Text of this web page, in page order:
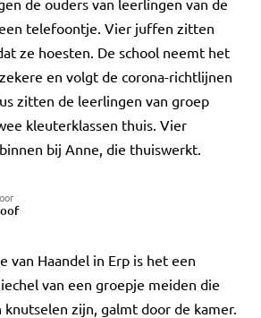
de ouders van leerlingen van de
telefoontje. Vier juffen zitten
ze hoesten. De school neemt het
en volgt de corona-richtlijnen
zitten de leerlingen van groep
kleuterklassen thuis. Vier
bij Anne, die thuiswerkt.
van Haandel in Erp is het een
van een groepje meiden die
zijn, galmt door de kamer.